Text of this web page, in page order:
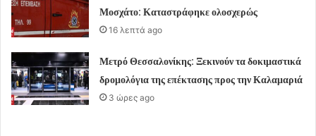
Μοσχάτο: Καταστράφηκε ολοσχερώς
16 λεπτά ago
Μετρό Θεσσαλονίκης: Ξεκινούν τα δοκιμαστικά
δρομολόγια της επέκτασης προς την Καλαμαριά
3 ώρες ago